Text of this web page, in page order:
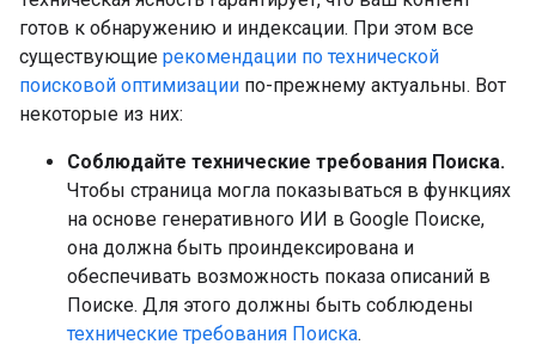
готов к обнаружению и индексации. При этом все
существующие рекомендации по технической
поисковой оптимизации по-прежнему актуальны. Вот
некоторые из них:
Соблюдайте технические требования Поиска.
Чтобы страница могла показываться в функциях
на основе генеративного ИИ в Google Поиске,
она должна быть проиндексирована и
обеспечивать возможность показа описаний в
Поиске. Для этого должны быть соблюдены
технические требования Поиска.